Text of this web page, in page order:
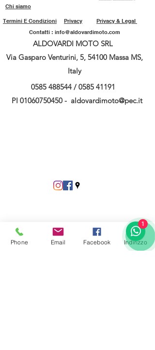
Chi siamo
Privacy & Legal
Privacy
Termini E Condizioni
Contatti : info@aldovardimoto.com
ALDOVARDI MOTO SRL
Via Gasparo Venturini, 5, 54100 Massa MS,
Italy
0585 488544 / 0585 41191
PI 01060750450 - aldovardimoto@pec.it
Phone Email Facebook Indirizzo
1